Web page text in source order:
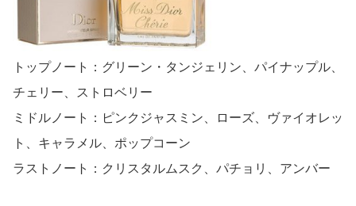
トップノート：グリーン・タンジェリン、パイナップル、
チェリー、ストロベリー
ミドルノート：ピンクジャスミン、ローズ、ヴァイオレッ
ト、キャラメル、ポップコーン
ラストノート：クリスタルムスク、パチョリ、アンバー